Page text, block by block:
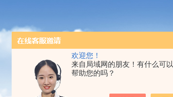
欢迎您！
来自局域网的朋友！有什么可以
帮助您的吗？